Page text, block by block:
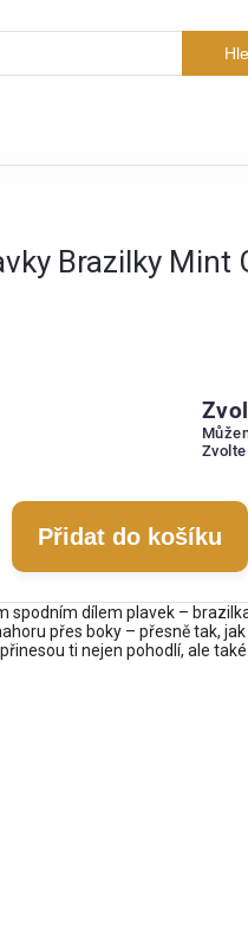
Brazilky Mint
Přidat do košíku
spodním dílem plavek –
přes boky – přesně tak,
ti nejen pohodlí, ale také